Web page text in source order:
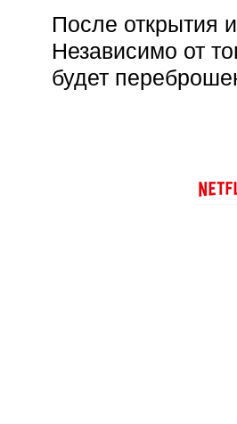
После открытия
Независимо от
будет